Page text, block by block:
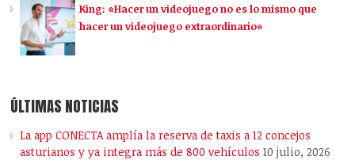
King: «Hacer un videojuego no es lo mismo que
hacer un videojuego extraordinario»
ÚLTIMAS NOTICIAS
La app CONECTA amplía la reserva de taxis a 12 concejos
asturianos y ya integra más de 800 vehículos 10 julio, 2026